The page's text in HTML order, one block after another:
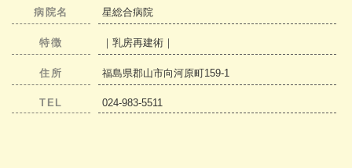
病院名 星総合病院
特徴 ｜乳房再建術｜
住所 福島県郡山市向河原町159-1
TEL 024-983-5511